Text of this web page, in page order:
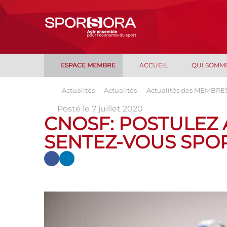
ESPACE MEMBRE ACCUEIL QUI
Actualités Actualités Actualités des
Posté le 7 juillet 2020
CNOSF: POSTULEZ
SENTEZ-VOUS